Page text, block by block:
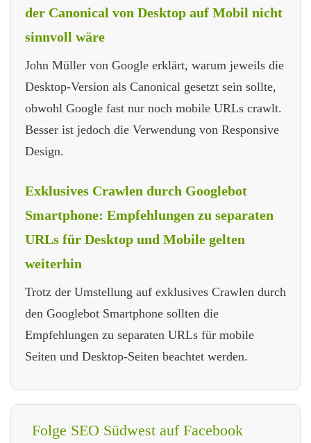
der Canonical von Desktop auf Mobil nicht
sinnvoll wäre
John Müller von Google erklärt, warum jeweils die
Desktop-Version als Canonical gesetzt sein sollte,
obwohl Google fast nur noch mobile URLs crawlt.
Besser ist jedoch die Verwendung von Responsive
Design.
Exklusives Crawlen durch Googlebot
Smartphone: Empfehlungen zu separaten
URLs für Desktop und Mobile gelten
weiterhin
Trotz der Umstellung auf exklusives Crawlen durch
den Googlebot Smartphone sollten die
Empfehlungen zu separaten URLs für mobile
Seiten und Desktop-Seiten beachtet werden.
Folge SEO Südwest auf Facebook